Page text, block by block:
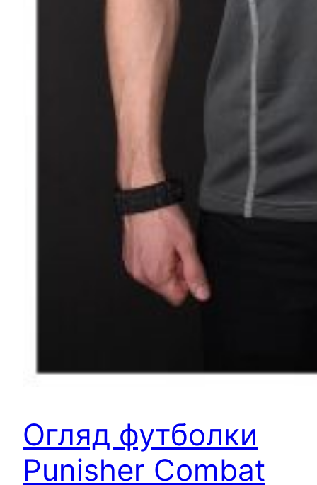
Огляд футболки
Punisher Combat